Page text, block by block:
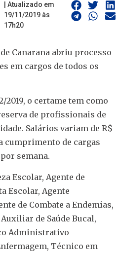
| Atualizado em
19/11/2019 às
17h20
Canarana abriu processo
em cargos de todos os
o certame tem como
de profissionais de
Salários variam de R$
cumprimento de cargas
semana.
Escolar, Agente de
Escolar, Agente
de Combate a Endemias,
de Saúde Bucal,
Administrativo
Técnico em